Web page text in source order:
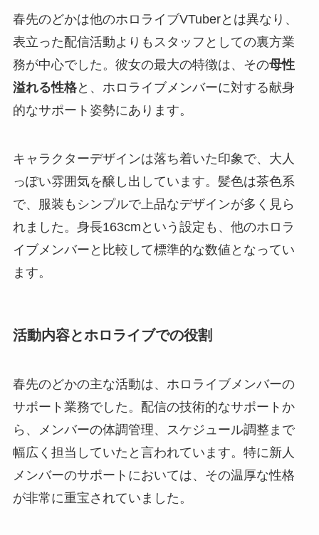
春先のどかは他のホロライブVTuberとは異なり、
表立った配信活動よりもスタッフとしての裏方業
務が中心でした。彼女の最大の特徴は、その母性
溢れる性格と、ホロライブメンバーに対する献身
的なサポート姿勢にあります。
キャラクターデザインは落ち着いた印象で、大人
っぽい雰囲気を醸し出しています。髪色は茶色系
で、服装もシンプルで上品なデザインが多く見ら
れました。身長163cmという設定も、他のホロラ
イブメンバーと比較して標準的な数値となってい
ます。
活動内容とホロライブでの役割
春先のどかの主な活動は、ホロライブメンバーの
サポート業務でした。配信の技術的なサポートか
ら、メンバーの体調管理、スケジュール調整まで
幅広く担当していたと言われています。特に新人
メンバーのサポートにおいては、その温厚な性格
が非常に重宝されていました。